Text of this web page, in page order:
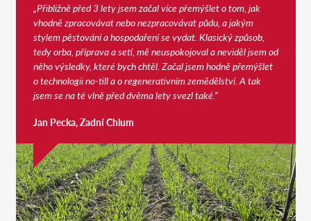
„Přibližně před 3 lety jsem začal více přemýšlet o tom, jak
vhodně zpracovávat nebo nezpracovávat půdu, a jakým
stylem pěstování a hospodaření se vydat. Klasický způsob,
tedy orba, příprava a setí, mě neuspokojoval a neviděl jsem od
něho výsledky, které bych chtěl. Začal jsem hodně přemýšlet
o technologii no-till a o regenerativním zemědělství. A tak
jsem se na té vlně před dvěma lety svezl také.“
Jan Pecka, Zadní Chlum